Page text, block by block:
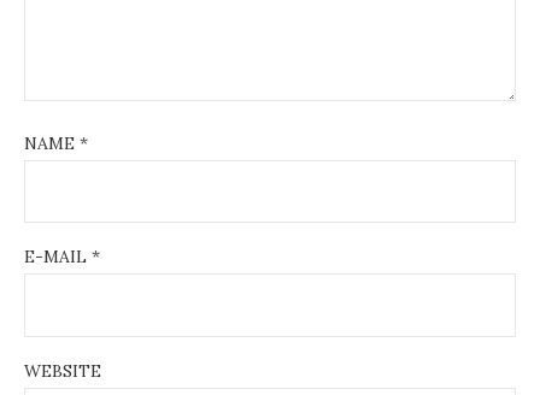
NAME *
E-MAIL *
WEBSITE